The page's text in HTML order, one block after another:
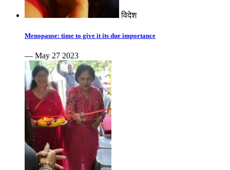
विदेश
Menopause: time to give it its due importance
— May 27 2023